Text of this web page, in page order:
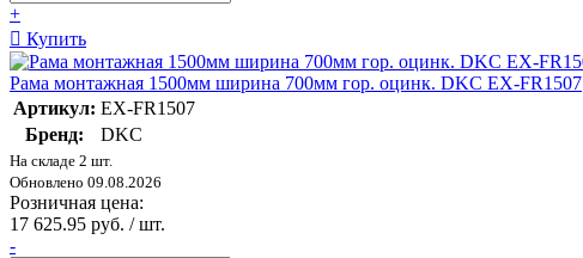
+
Купить
Рама монтажная 1500мм ширина 700мм гор. оцинк. DKC EX-FR1507
Артикул: EX-FR1507
Бренд:
DKC
На складе 2 шт.
Обновлено 09.08.2026
Розничная цена:
17 625.95 руб. / шт.
-